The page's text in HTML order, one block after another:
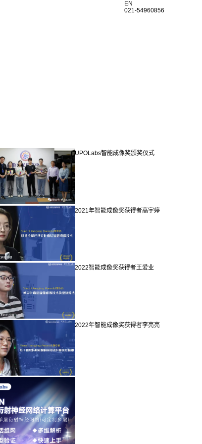
EN
021-54960856
UPOLabs智能成像奖颁奖仪式
2021年智能成像奖获得者高宇婷
2022智能成像奖获得者王爱业
2022年智能成像奖获得者李亮亮